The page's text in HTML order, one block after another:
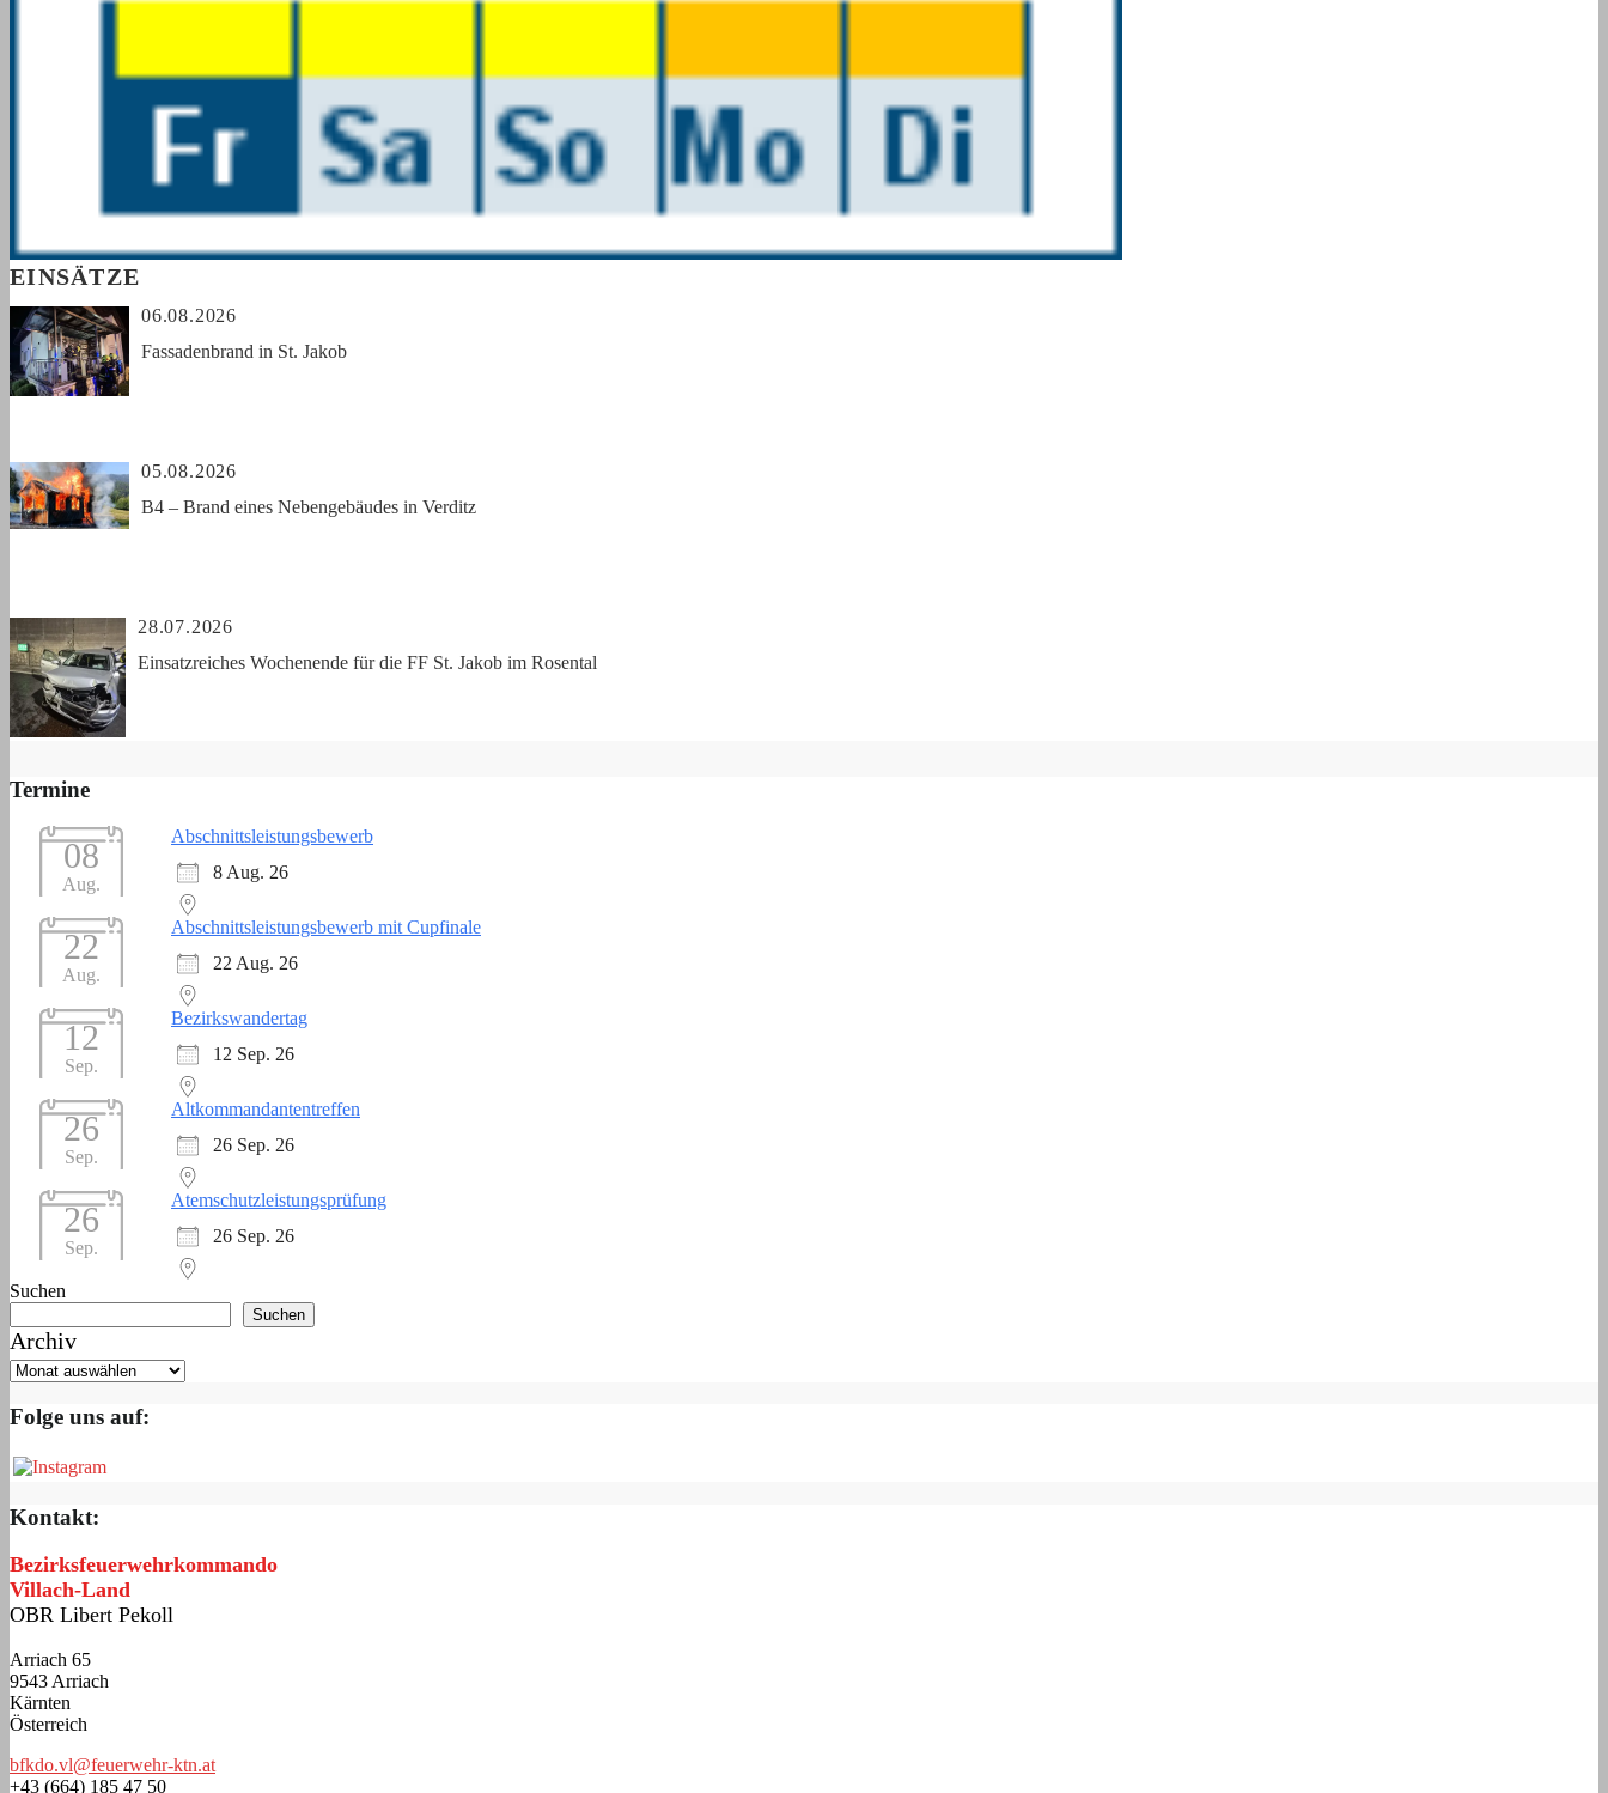
EINSÄTZE
06.08.2026
Fassadenbrand in St. Jakob
05.08.2026
B4 – Brand eines Nebengebäudes in Verditz
28.07.2026
Einsatzreiches Wochenende für die FF St. Jakob im Rosental
Termine
08
Aug.
Abschnittsleistungsbewerb
8 Aug. 26
22
Aug.
Abschnittsleistungsbewerb mit Cupfinale
22 Aug. 26
12
Sep.
Bezirkswandertag
12 Sep. 26
26
Sep.
Altkommandantentreffen
26 Sep. 26
26
Sep.
Atemschutzleistungsprüfung
26 Sep. 26
Suchen
Suchen
Archiv
Folge uns auf:
Kontakt:
Bezirksfeuerwehrkommando
Villach-Land
OBR Libert Pekoll
Arriach 65
9543 Arriach
Kärnten
Österreich
bfkdo.vl@feuerwehr-ktn.at
+43 (664) 185 47 50